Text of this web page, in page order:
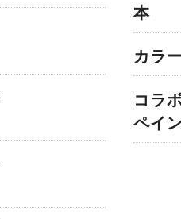
本
カラ
コラ
ペイ